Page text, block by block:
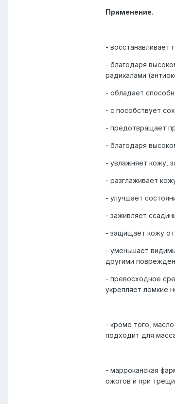
Применение.
- восстанавливает
- благодаря
радикалами
- обладает
- с пособствует
- предотвращает
- благодаря
- увлажняет кожу,
- разглаживает
- улучшает
- заживляет
- защищает кожу от
- уменьшает
другими
- превосходное
укрепляет ломкие
- кроме того,
подходит для
- марроканская
ожогов и при